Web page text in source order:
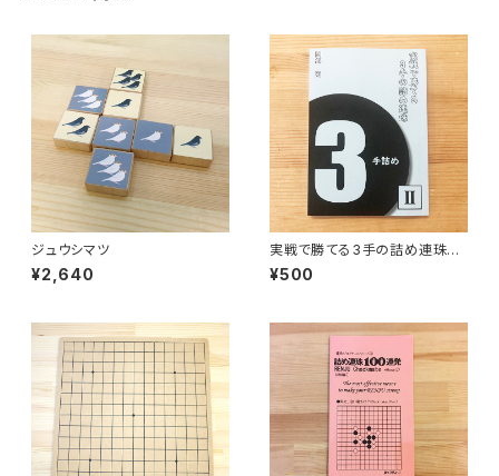
ジュウシマツ
¥2,640
実戦で勝てる3手の詰め連珠Ⅱ
（ステップアップ向け）
¥500